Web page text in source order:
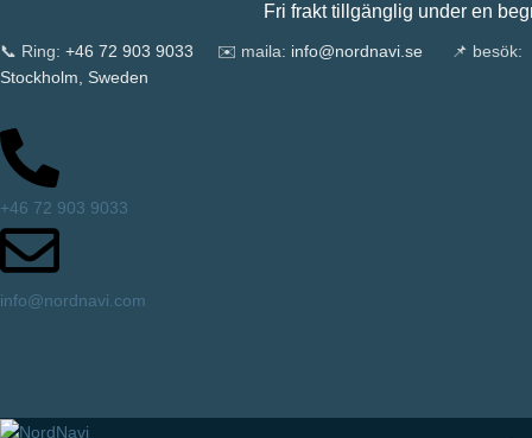
Fri frakt tillgänglig under en
📞 Ring: +46 72 903 9033 ✉️ maila: info@nordnavi.se 📌 besök:
Stockholm, Sweden
+46 72 903 9033
info@nordnavi.com